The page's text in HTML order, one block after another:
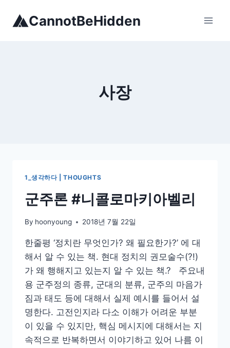
CannotBeHidden
사장
1_생각하다 | THOUGHTS
군주론 #니콜로마키아벨리
By hoonyoung 2018년 7월 22일
한줄평 ‘정치란 무엇인가? 왜 필요한가?’ 에 대
해서 알 수 있는 책. 현대 정치의 권모술수(?!)
가 왜 행해지고 있는지 알 수 있는 책.? 주요내
용 군주정의 종류, 군대의 분류, 군주의 마음가
짐과 태도 등에 대해서 실제 예시를 들어서 설
명한다. 고전인지라 다소 이해가 어려운 부분
이 있을 수 있지만, 핵심 메시지에 대해서는 지
속적으로 반복하면서 이야기하고 있어 나름 이